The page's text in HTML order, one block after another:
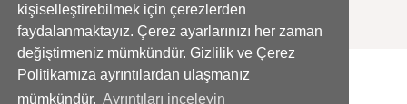
kişiselleştirebilmek için çerezlerden
faydalanmaktayız. Çerez ayarlarınızı her zaman
değiştirmeniz mümkündür. Gizlilik ve Çerez
Politikamıza ayrıntılardan ulaşmanız
mümkündür. Ayrıntıları inceleyin